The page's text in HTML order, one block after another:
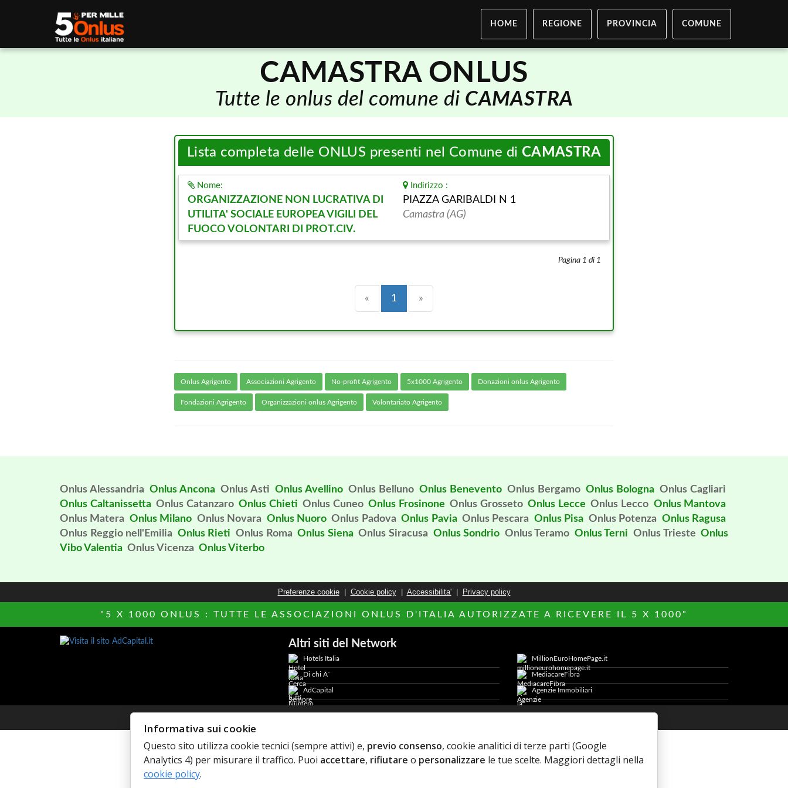
HOME REGIONE PROVINCIA COMUNE
CAMASTRA ONLUS
Tutte le onlus del comune di CAMASTRA
Lista completa delle ONLUS presenti nel Comune di CAMASTRA
Nome:
ORGANIZZAZIONE NON LUCRATIVA DI
UTILITA' SOCIALE EUROPEA VIGILI DEL
FUOCO VOLONTARI DI PROT.CIV.
Indirizzo :
PIAZZA GARIBALDI N 1
Camastra (AG)
Pagina 1 di 1
« Precedente
1 (current)
»
Onlus Agrigento Associazioni Agrigento No-profit Agrigento 5x1000 Agrigento Donazioni onlus Agrigento
Fondazioni Agrigento Organizzazioni onlus Agrigento Volontariato Agrigento
Onlus Alessandria Onlus Ancona Onlus Asti Onlus Avellino Onlus Belluno Onlus Benevento Onlus Bergamo Onlus Bologna Onlus Cagliari
Onlus Caltanissetta Onlus Catanzaro Onlus Chieti Onlus Cuneo Onlus Frosinone Onlus Grosseto Onlus Lecce Onlus Lecco Onlus Mantova
Onlus Matera Onlus Milano Onlus Novara Onlus Nuoro Onlus Padova Onlus Pavia Onlus Pescara Onlus Pisa Onlus Potenza Onlus Ragusa
Onlus Reggio nell'Emilia Onlus Rieti Onlus Roma Onlus Siena Onlus Siracusa Onlus Sondrio Onlus Teramo Onlus Terni Onlus Trieste Onlus
Vibo Valentia Onlus Vicenza Onlus Viterbo
Preferenze cookie| Cookie policy| Accessibilita'| Privacy policy
"5 X 1000 ONLUS : TUTTE LE ASSOCIAZIONI ONLUS D'ITALIA AUTORIZZATE A RICEVERE IL 5 X 1000"
Altri siti del Network
Hotels Italia MillionEuroHomePage.it
Di chi Ã¨ MediacareFibra
AdCapital Agenzie Immobiliari
Informativa sui cookie
Questo sito utilizza cookie tecnici (sempre attivi) e, previo consenso, cookie analitici di terze parti (Google
Analytics 4) per misurare il traffico. Puoi accettare, rifiutare o personalizzare le tue scelte. Maggiori dettagli nella
cookie policy.